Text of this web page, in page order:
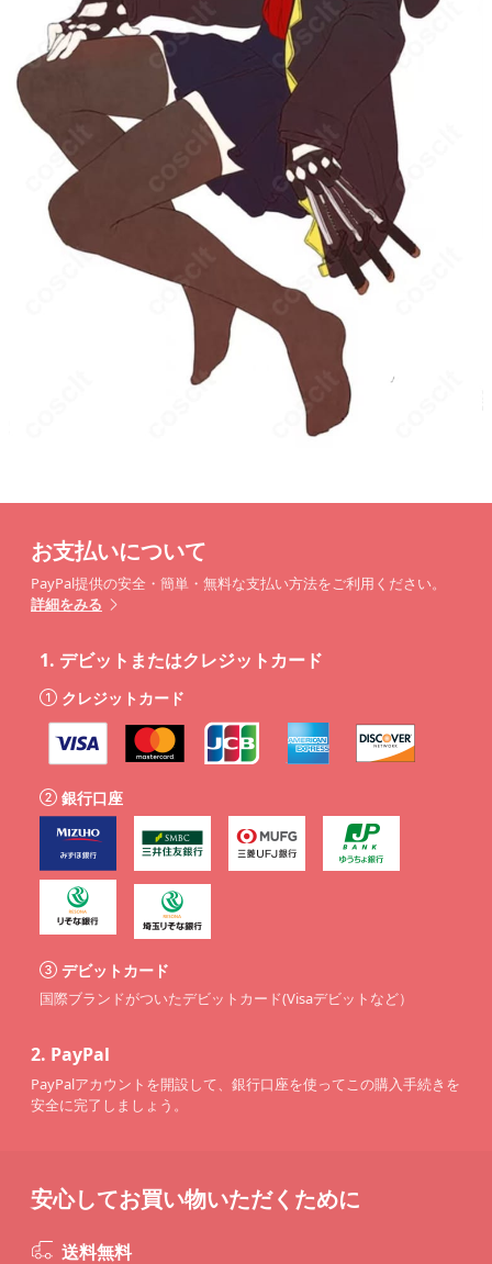
お支払いについて
PayPal提供の安全・簡単・無料な支払い方法をご利用ください。
詳細をみる
1. デビットまたはクレジットカード
クレジットカード
銀行口座
デビットカード
国際ブランドがついたデビットカード(Visaデビットなど）
2. PayPal
PayPalアカウントを開設して、銀行口座を使ってこの購入手続きを
安全に完了しましょう。
安心してお買い物いただくために
送料無料